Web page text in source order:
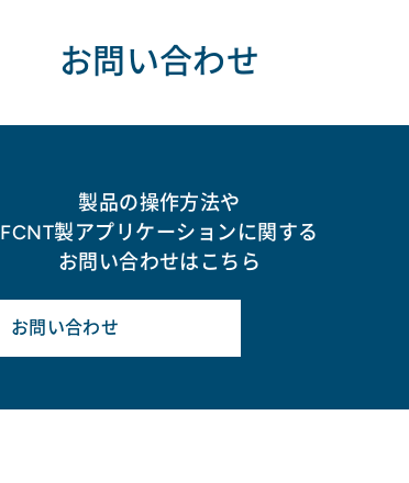
お問い合わせ
製品の操作方法や
FCNT製アプリケーションに関する
お問い合わせはこちら
お問い合わせ